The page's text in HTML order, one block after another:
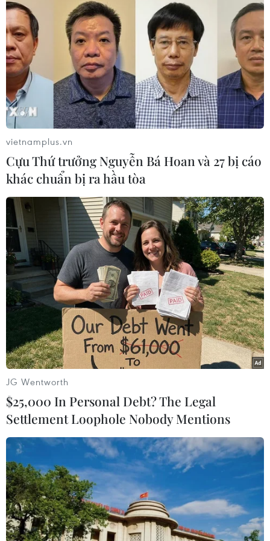
TIN LIÊN QUAN
“Dynamite” của BTS có thể mang lại hơn
1,4 tỷ USD cho kinh tế Hàn Quốc
09/09/2020 22:15
Một nghiên cứu của Hàn Quốc cho thấy việc "Dynamite"
của BTS leo lên vị trí số 1 của Billboard Hot 100 dự kiến
tạo ra 1.700 tỷ won (1,43 tỷ USD) cho nền kinh tế nước
này và khoảng 8.000 việc làm.
vietnamplus.vn
Cựu Thứ trưởng Nguyễn Bá Hoan và 27 bị cáo
khác chuẩn bị ra hầu tòa
JG Wentworth
$25,000 In Personal Debt? The Legal
Settlement Loophole Nobody Mentions